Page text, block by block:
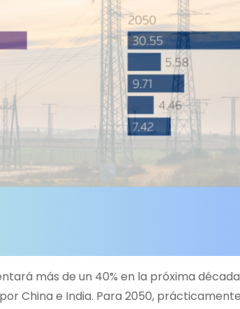
más de un 40% en la próxima
China e India. Para 2050,